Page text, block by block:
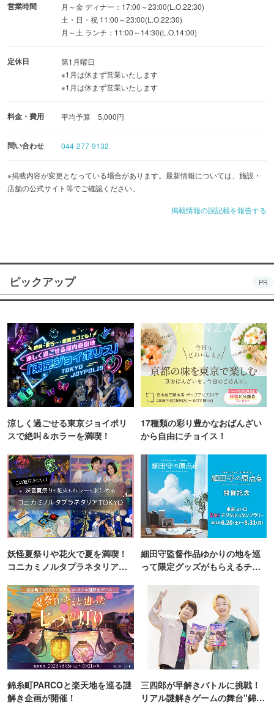
営業時間
月～金 ディナー：17:00～23:00(L.O.22:30)
土・日・祝 11:00～23:00(L.O.22:30)
月～土 ランチ：11:00～14:30(L.O.14:00)
定休日
第1月曜日
※1月は休まず営業いたします
※1月は休まず営業いたします
料金・費用 平均予算 5,000円
問い合わせ 044-277-9132
※掲載内容が変更となっている場合があります。最新情報については、施設・
店舗の公式サイト等でご確認ください。
掲載情報の誤記載を報告する
ピックアップ PR
涼しく過ごせる東京ジョイポリ
スで絶叫＆ホラーを満喫！
17種類の彩り豊かなおばんざい
から自由にチョイス！
妖怪夏祭りや花火で夏を満喫！
コニカミノルタプラネタリア
細田守監督作品ゆかりの地を巡
って限定グッズがもらえるチャ
錦糸町PARCOと楽天地を巡る謎
解き企画が開催！
三四郎が早解きバトルに挑戦！
リアル謎解きゲームの舞台"錦糸